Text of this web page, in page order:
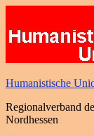
springen
Humanistische
Regionalverband
Nordhessen